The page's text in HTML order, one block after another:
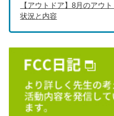
【アウトドア】8月のアウ
状況と内容